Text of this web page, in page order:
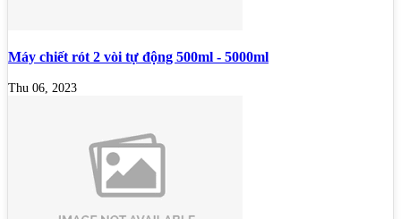
Máy chiết rót 2 vòi tự động 500ml - 5000ml
Thu 06, 2023